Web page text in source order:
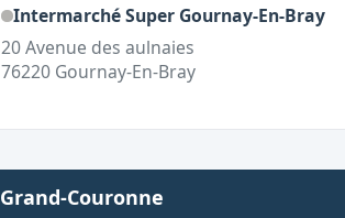
Intermarché Super Gournay-En-Bray
20 Avenue des aulnaies
76220 Gournay-En-Bray
Grand-Couronne